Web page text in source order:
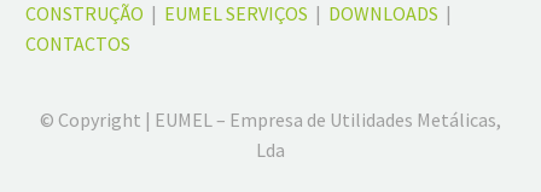
CONSTRUÇÃO | EUMEL SERVIÇOS | DOWNLOADS |
CONTACTOS
© Copyright | EUMEL – Empresa de Utilidades Metálicas,
Lda